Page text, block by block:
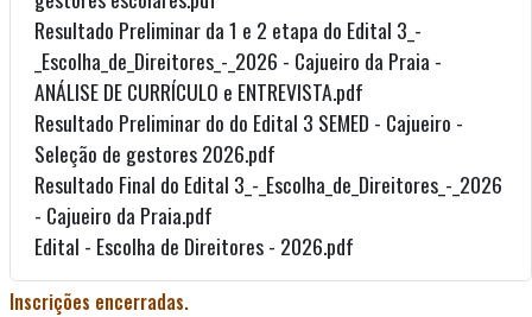
Resultado Preliminar da 1 e 2 etapa do Edital 3_-
_Escolha_de_Direitores_-_2026 - Cajueiro da Praia -
ANÁLISE DE CURRÍCULO e ENTREVISTA.pdf
Resultado Preliminar do do Edital 3 SEMED - Cajueiro -
Seleção de gestores 2026.pdf
Resultado Final do Edital 3_-_Escolha_de_Direitores_-_2026
- Cajueiro da Praia.pdf
Edital - Escolha de Direitores - 2026.pdf
Inscrições encerradas.